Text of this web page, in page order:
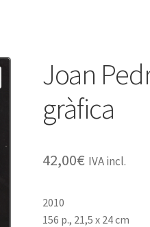
Joan
gràfica
42,00€ IVA incl.
2010
156 p., 21,5 x 24 cm